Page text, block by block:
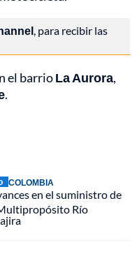
, para recibir las
el barrioLa Aurora,
.
COLOMBIA
en el suministro de
Río